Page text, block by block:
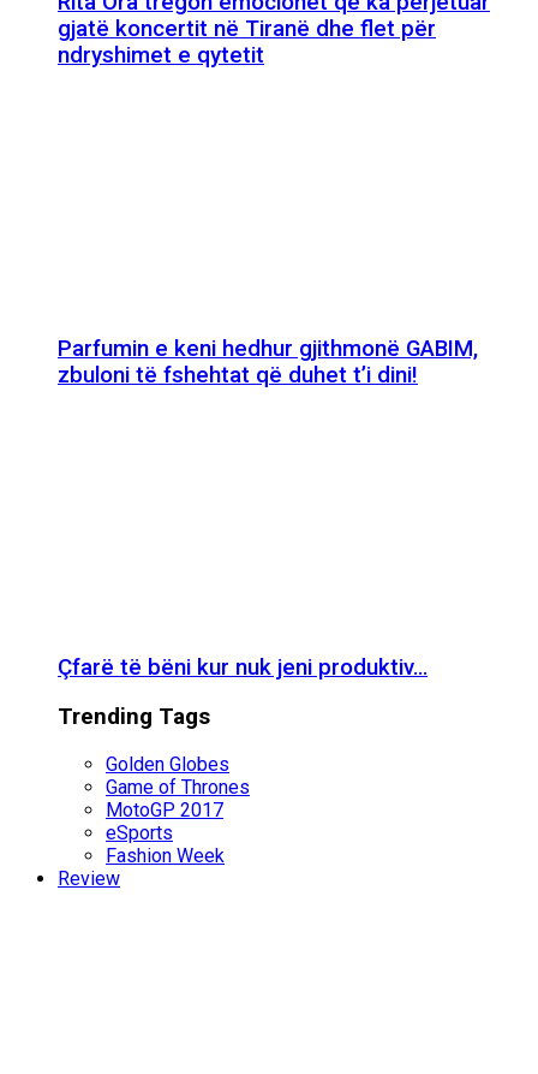
gjatë koncertit në Tiranë dhe flet për
ndryshimet e qytetit
Parfumin e keni hedhur gjithmonë GABIM,
zbuloni të fshehtat që duhet t’i dini!
Çfarë të bëni kur nuk jeni produktiv…
Trending Tags
Golden Globes
Game of Thrones
MotoGP 2017
eSports
Fashion Week
Review